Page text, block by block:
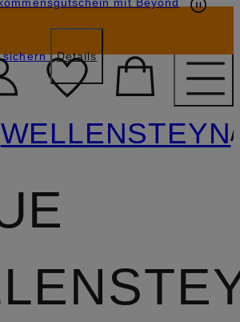
sichern Details
WELLENSTEYN/